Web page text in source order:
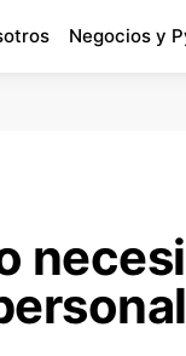
Negocios y